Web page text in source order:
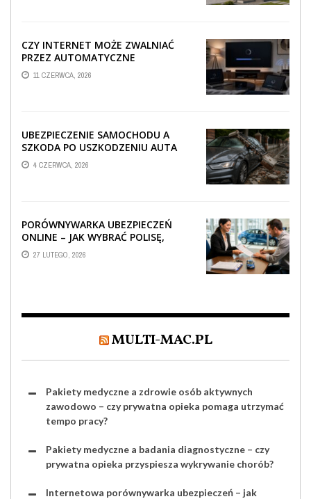
CZY INTERNET MOŻE ZWALNIAĆ
PRZEZ AUTOMATYCZNE
AKTUALIZACJE SYSTEMÓW SMART
TV?
11 CZERWCA, 2026
UBEZPIECZENIE SAMOCHODU A
SZKODA PO USZKODZENIU AUTA
PRZEZ SPADAJĄCY FRAGMENT
OGRODZENIA
4 CZERWCA, 2026
PORÓWNYWARKA UBEZPIECZEŃ
ONLINE – JAK WYBRAĆ POLISĘ,
KTÓRA REALNIE CHRONI TWÓJ
MAJĄTEK?
27 LUTEGO, 2026
MULTI-MAC.PL
Pakiety medyczne a zdrowie osób aktywnych
zawodowo – czy prywatna opieka pomaga utrzymać
tempo pracy?
Pakiety medyczne a badania diagnostyczne – czy
prywatna opieka przyspiesza wykrywanie chorób?
Internetowa porównywarka ubezpieczeń – jak